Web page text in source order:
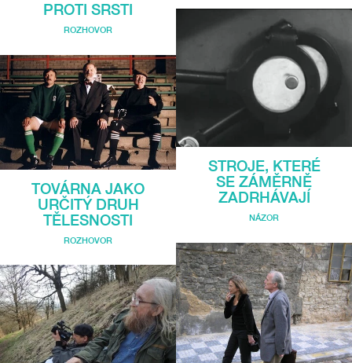
PROTI SRSTI
ROZHOVOR
TOVÁRNA JAKO
URČITÝ DRUH
TĚLESNOSTI
ROZHOVOR
STROJE, KTERÉ
SE ZÁMĚRNĚ
ZADRHÁVAJÍ
NÁZOR